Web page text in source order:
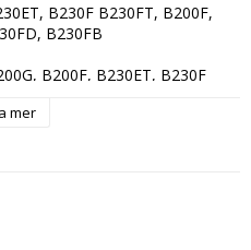
B230F B230FT, B200F,
B230FB
B200F, B230ET, B230F
mer